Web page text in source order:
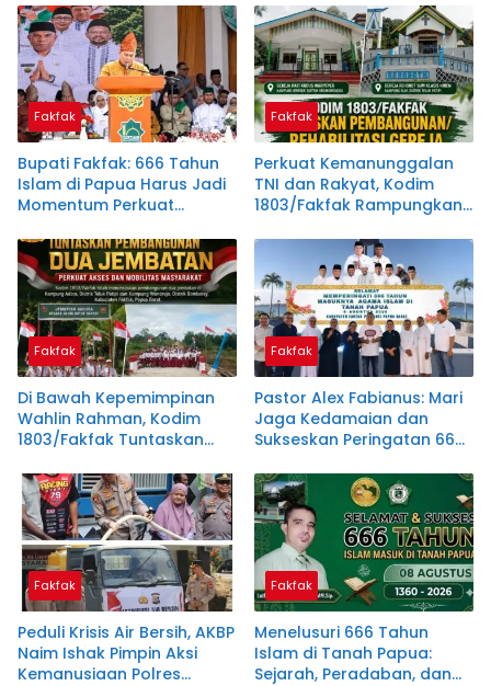
Papua
Instruksi Bupati Samaun
Dahlan
Fakfak
Bupati Fakfak: 666 Tahun
Islam di Papua Harus Jadi
Momentum Perkuat
Fakfak
Perkuat Kemanunggalan
TNI dan Rakyat, Kodim
1803/Fakfak Rampungkan
Fakfak
Di Bawah Kepemimpinan
Wahlin Rahman, Kodim
1803/Fakfak Tuntaskan
Fakfak
Pastor Alex Fabianus: Mari
Jaga Kedamaian dan
Sukseskan Peringatan 666
Fakfak
Peduli Krisis Air Bersih, AKBP
Naim Ishak Pimpin Aksi
Kemanusiaan Polres
Fakfak
Menelusuri 666 Tahun
Islam di Tanah Papua:
Sejarah, Peradaban, dan